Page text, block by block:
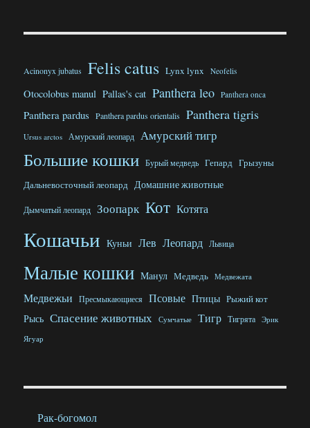
Acinonyx jubatus Felis catus Lynx lynx Neofelis
Otocolobus manul Pallas's cat Panthera leo Panthera onca
Panthera pardus Panthera pardus orientalis Panthera tigris
Ursus arctos Амурский леопард Амурский тигр
Большие кошки Бурый медведь Гепард Грызуны
Дальневосточный леопард
Домашние животные
Дымчатый леопард Зоопарк Кот Котята
Кошачьи Куньи Лев Леопард Львица
Малые кошки Манул Медведь Медвежата
Медвежьи Пресмыкающиеся Псовые Птицы Рыжий кот
Рысь Спасение животных Сумчатые Тигр Тигрята
Эрик
Ягуар
Рак-богомол